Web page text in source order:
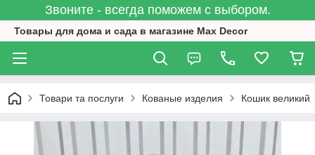
Звоните - всегда поможем с выбором.
Товары для дома и сада в магазине Max Decor
Товари та послуги Кованые изделия Кошик великий